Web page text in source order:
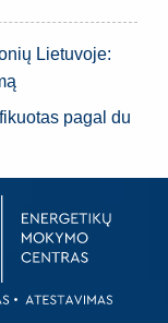
Lietuvoje:
pagal du